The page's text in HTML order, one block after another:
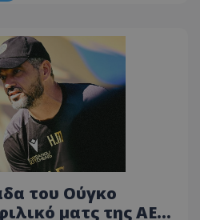
του Ούγκο
ματς της ΑΕΛ